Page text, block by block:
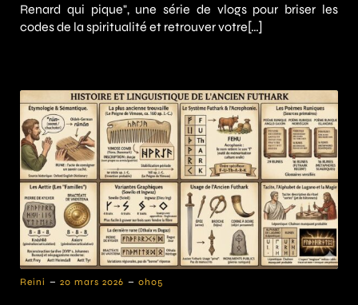
Renard qui pique", une série de vlogs pour briser les
codes de la spiritualité et retrouver votre[…]
Reini - 20 mars 2026 - 0h05